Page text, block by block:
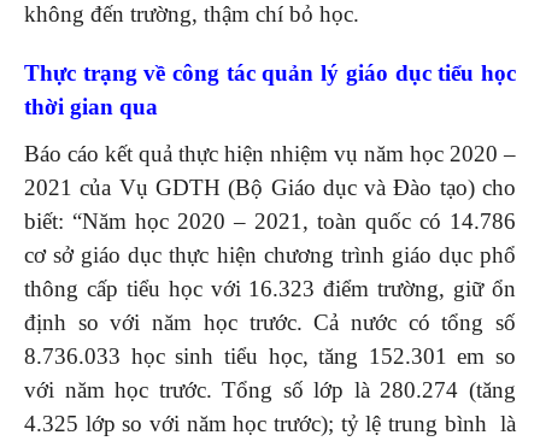
không đến trường, thậm chí bỏ học.
Thực trạng về công tác quản lý giáo dục tiểu học
thời gian qua
Báo cáo kết quả thực hiện nhiệm vụ năm học 2020 –
2021 của Vụ GDTH (Bộ Giáo dục và Đào tạo) cho
biết: “Năm học 2020 – 2021, toàn quốc có 14.786
cơ sở giáo dục thực hiện chương trình giáo dục phổ
thông cấp tiểu học với 16.323 điểm trường, giữ ổn
định so với năm học trước. Cả nước có tổng số
8.736.033 học sinh tiểu học, tăng 152.301 em so
với năm học trước. Tổng số lớp là 280.274 (tăng
4.325 lớp so với năm học trước); tỷ lệ trung bình là